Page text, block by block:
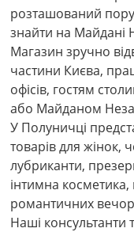
розташований
знайти на Майдані
Магазин зручно
частини Києва,
офісів, гостям
або Майданом
У Полуничці
товарів для жінок,
лубриканти,
інтимна
романтичних
Наші консультанти